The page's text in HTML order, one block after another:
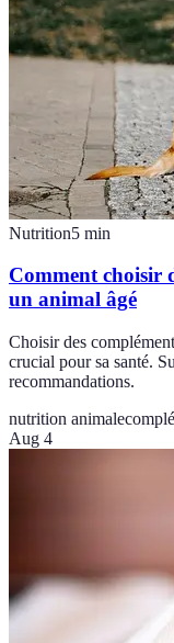
Nutrition5 min
Comment choisir
un animal âgé
Choisir des
crucial pour sa santé.
recommandations.
nutrition animale
Aug 4